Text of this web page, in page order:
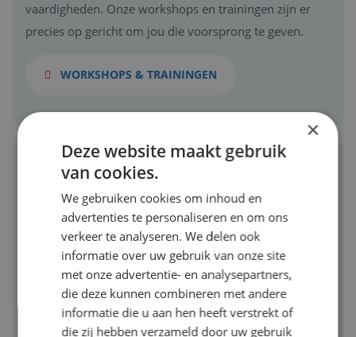
vaardigheden. Onze workshops en trainingen zijn er
precies op gericht om jou die voorsprong te geven.
WORKSHOPS & TRAININGEN
SAMENWERKING MET
ONDERWIJS
Reiswerk werkt voortdurend aan een goede aansluiting
tussen onderwijs en beroepspraktijk. We streven naar
een constante instroom van nieuw talent in de
×
Deze website maakt gebruik
van cookies.
We gebruiken cookies om inhoud en
advertenties te personaliseren en om ons
verkeer te analyseren. We delen ook
informatie over uw gebruik van onze site
met onze advertentie- en analysepartners,
die deze kunnen combineren met andere
informatie die u aan hen heeft verstrekt of
die zij hebben verzameld door uw gebruik